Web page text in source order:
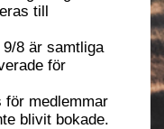
till
8 är samtliga
för
medlemmar
blivit bokade.